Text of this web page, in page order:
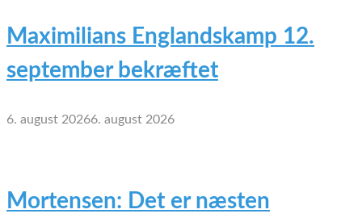
Maximilians Englandskamp 12.
september bekræftet
6. august 20266. august 2026
Mortensen: Det er næsten